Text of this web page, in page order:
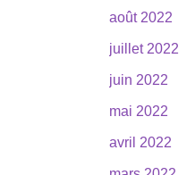
août 2022
juillet 2022
juin 2022
mai 2022
avril 2022